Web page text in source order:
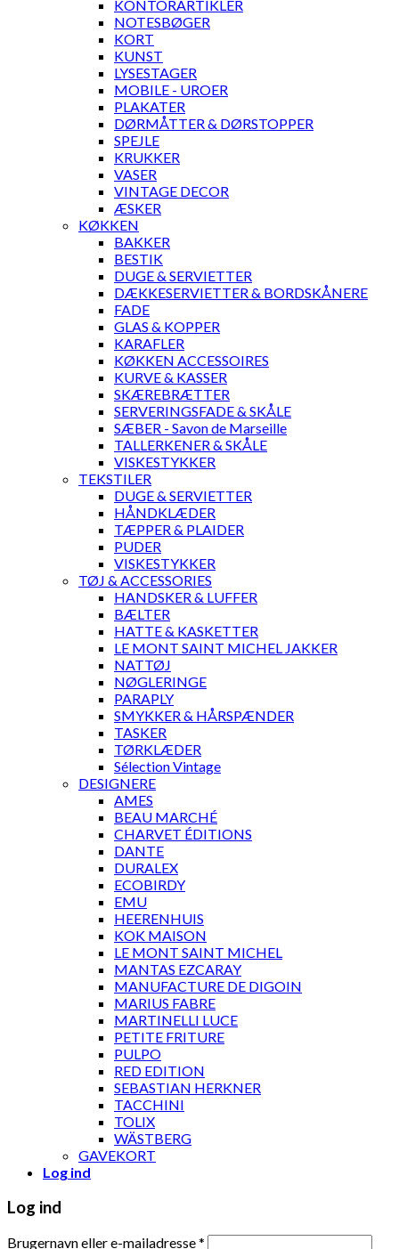
KONTORARTIKLER
NOTESBØGER
KORT
KUNST
LYSESTAGER
MOBILE - UROER
PLAKATER
DØRMÅTTER & DØRSTOPPER
SPEJLE
KRUKKER
VASER
VINTAGE DECOR
ÆSKER
KØKKEN
BAKKER
BESTIK
DUGE & SERVIETTER
DÆKKESERVIETTER & BORDSKÅNERE
FADE
GLAS & KOPPER
KARAFLER
KØKKEN ACCESSOIRES
KURVE & KASSER
SKÆREBRÆTTER
SERVERINGSFADE & SKÅLE
SÆBER - Savon de Marseille
TALLERKENER & SKÅLE
VISKESTYKKER
TEKSTILER
DUGE & SERVIETTER
HÅNDKLÆDER
TÆPPER & PLAIDER
PUDER
VISKESTYKKER
TØJ & ACCESSORIES
HANDSKER & LUFFER
BÆLTER
HATTE & KASKETTER
LE MONT SAINT MICHEL JAKKER
NATTØJ
NØGLERINGE
PARAPLY
SMYKKER & HÅRSPÆNDER
TASKER
TØRKLÆDER
Sélection Vintage
DESIGNERE
AMES
BEAU MARCHÉ
CHARVET ÉDITIONS
DANTE
DURALEX
ECOBIRDY
EMU
HEERENHUIS
KOK MAISON
LE MONT SAINT MICHEL
MANTAS EZCARAY
MANUFACTURE DE DIGOIN
MARIUS FABRE
MARTINELLI LUCE
PETITE FRITURE
PULPO
RED EDITION
SEBASTIAN HERKNER
TACCHINI
TOLIX
WÄSTBERG
GAVEKORT
Log ind
Log ind
Brugernavn eller e-mailadresse*